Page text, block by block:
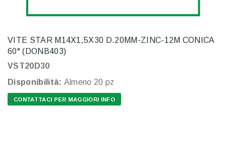
VITE STAR M14X1,5X30 D.20MM-ZINC-12M CONICA
60° (DONB403)
VST20D30
Disponibilità: Almeno 20 pz
CONTATTACI PER MAGGIORI INFO